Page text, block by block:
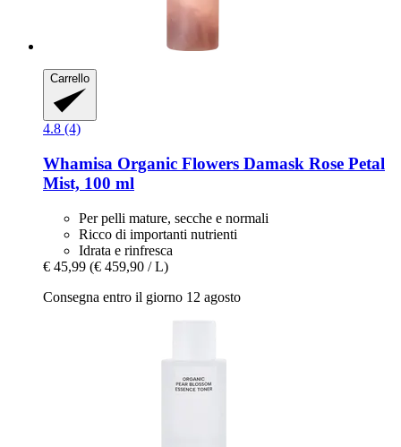
Carrello
4.8 (4)
Whamisa Organic Flowers Damask Rose Petal
Mist, 100 ml
Per pelli mature, secche e normali
Ricco di importanti nutrienti
Idrata e rinfresca
€ 45,99 (€ 459,90 / L)
Consegna entro il giorno 12 agosto